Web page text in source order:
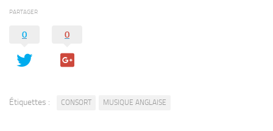
PARTAGER
0 0
Étiquettes : CONSORT MUSIQUE ANGLAISE